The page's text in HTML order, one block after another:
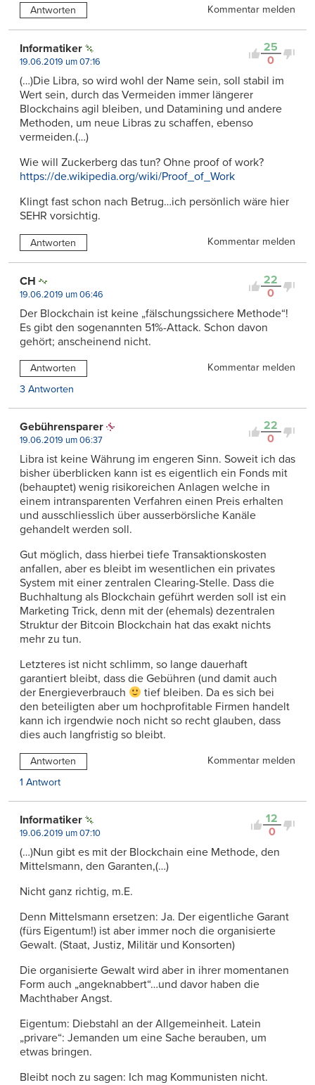
Antworten Kommentar melden
25
0
Informatiker
19.06.2019 um 07:16
(…)Die Libra, so wird wohl der Name sein, soll stabil im
Wert sein, durch das Vermeiden immer längerer
Blockchains agil bleiben, und Datamining und andere
Methoden, um neue Libras zu schaffen, ebenso
vermeiden.(…)
Wie will Zuckerberg das tun? Ohne proof of work?
https://de.wikipedia.org/wiki/Proof_of_Work
Klingt fast schon nach Betrug…ich persönlich wäre hier
SEHR vorsichtig.
Antworten Kommentar melden
22
0
CH
19.06.2019 um 06:46
Der Blockchain ist keine „fälschungssichere Methode“!
Es gibt den sogenannten 51%-Attack. Schon davon
gehört; anscheinend nicht.
Antworten
Kommentar melden
3 Antworten
22
0
Gebührensparer
19.06.2019 um 06:37
Libra ist keine Währung im engeren Sinn. Soweit ich das
bisher überblicken kann ist es eigentlich ein Fonds mit
(behauptet) wenig risikoreichen Anlagen welche in
einem intransparenten Verfahren einen Preis erhalten
und ausschliesslich über ausserbörsliche Kanäle
gehandelt werden soll.
Gut möglich, dass hierbei tiefe Transaktionskosten
anfallen, aber es bleibt im wesentlichen ein privates
System mit einer zentralen Clearing-Stelle. Dass die
Buchhaltung als Blockchain geführt werden soll ist ein
Marketing Trick, denn mit der (ehemals) dezentralen
Struktur der Bitcoin Blockchain hat das exakt nichts
mehr zu tun.
Letzteres ist nicht schlimm, so lange dauerhaft
garantiert bleibt, dass die Gebühren (und damit auch
der Energieverbrauch
tief bleiben. Da es sich bei
den beteiligten aber um hochprofitable Firmen handelt
kann ich irgendwie noch nicht so recht glauben, dass
dies auch langfristig so bleibt.
Antworten
Kommentar melden
1 Antwort
12
0
Informatiker
19.06.2019 um 07:10
(…)Nun gibt es mit der Blockchain eine Methode, den
Mittelsmann, den Garanten,(…)
Nicht ganz richtig, m.E.
Denn Mittelsmann ersetzen: Ja. Der eigentliche Garant
(fürs Eigentum!) ist aber immer noch die organisierte
Gewalt. (Staat, Justiz, Militär und Konsorten)
Die organisierte Gewalt wird aber in ihrer momentanen
Form auch „angeknabbert“…und davor haben die
Machthaber Angst.
Eigentum: Diebstahl an der Allgemeinheit. Latein
„privare“: Jemanden um eine Sache berauben, um
etwas bringen.
Bleibt noch zu sagen: Ich mag Kommunisten nicht.